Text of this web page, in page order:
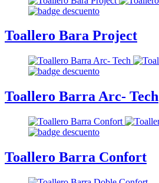
Toallero Bara Project
Toallero Barra Arc- Tech
Toallero Barra Confort